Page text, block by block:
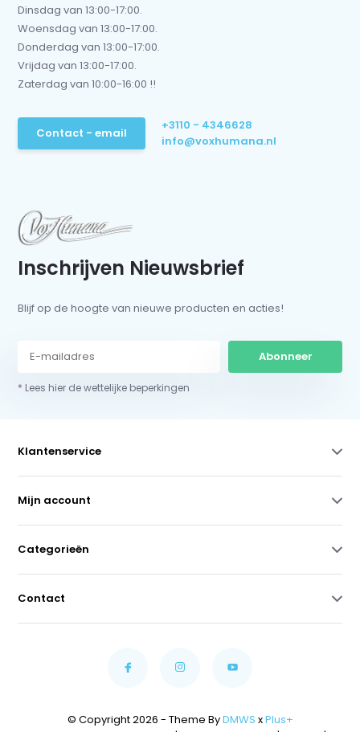
Dinsdag van 13:00-17:00.
Woensdag van 13:00-17:00.
Donderdag van 13:00-17:00.
Vrijdag van 13:00-17:00.
Zaterdag van 10:00-16:00 !!
Contact - email
+3110 - 4346628
info@voxhumana.nl
Inschrijven Nieuwsbrief
Blijf op de hoogte van nieuwe producten en acties!
Abonneer
* Lees hier de wettelijke beperkingen
Klantenservice
Mijn account
Categorieën
Contact
© Copyright 2026 - Theme ByDMWS xPlus+